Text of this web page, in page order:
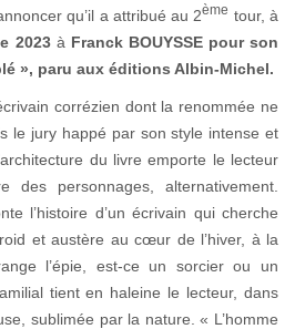
qu’il a attribué au 2ème tour, à
2023à Franck BOUYSSE pour son
», paru aux éditions Albin-Michel.
corrézien dont la renommée ne
le jury happé par son style intense et
du livre emporte le lecteur
des personnages, alternativement.
l’histoire d’un écrivain qui cherche
et austère au cœur de l’hiver, à la
l’épie, est-ce un sorcier ou un
tient en haleine le lecteur, dans
sublimée par la nature. « L’homme